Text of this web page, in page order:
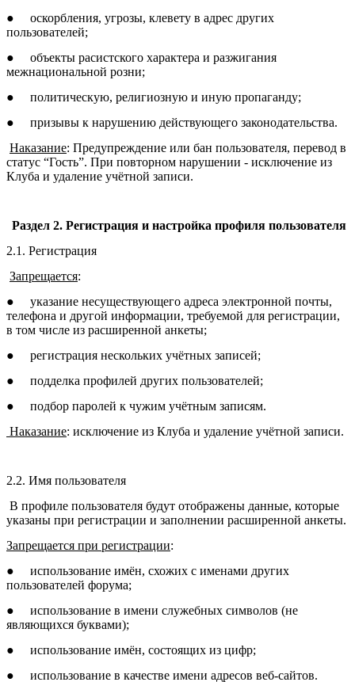
●
оскорбления, угрозы, клевету в адрес других
пользователей;
●
объекты расистского характера и разжигания
межнациональной розни;
●
политическую, религиозную и иную пропаганду;
●
призывы к нарушению действующего законодательства.
Наказание: Предупреждение или бан пользователя, перевод в
статус “Гость”. При повторном нарушении - исключение из
Клуба и удаление учётной записи.
Раздел 2. Регистрация и настройка профиля пользователя
2.1. Регистрация
Запрещается:
●
указание несуществующего адреса электронной почты,
телефона и другой информации, требуемой для регистрации,
в том числе из расширенной анкеты;
●
регистрация нескольких учётных записей;
●
подделка профилей других пользователей;
●
подбор паролей к чужим учётным записям.
Наказание: исключение из Клуба и удаление учётной записи.
2.2. Имя пользователя
В профиле пользователя будут отображены данные, которые
указаны при регистрации и заполнении расширенной анкеты.
Запрещается при регистрации:
●
использование имён, схожих с именами других
пользователей форума;
●
использование в имени служебных символов (не
являющихся буквами);
●
использование имён, состоящих из цифр;
●
использование в качестве имени адресов веб-сайтов.